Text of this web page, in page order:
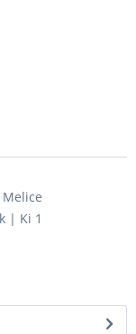
| Ki 1